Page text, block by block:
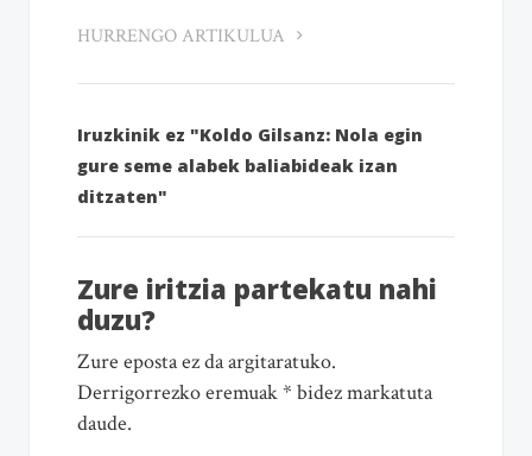
HURRENGO ARTIKULUA
Iruzkinik ez "Koldo Gilsanz: Nola egin
gure seme alabek baliabideak izan
ditzaten"
Zure iritzia partekatu nahi
duzu?
Zure eposta ez da argitaratuko.
Derrigorrezko eremuak * bidez markatuta
daude.